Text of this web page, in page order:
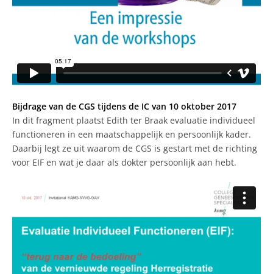
Bijdrage van de CGS tijdens de IC van 10 oktober 2017
In dit fragment plaatst Edith ter Braak evaluatie individueel
functioneren in een maatschappelijk en persoonlijk kader.
Daarbij legt ze uit waarom de CGS is gestart met de richting
voor EIF en wat je daar als dokter persoonlijk aan hebt.